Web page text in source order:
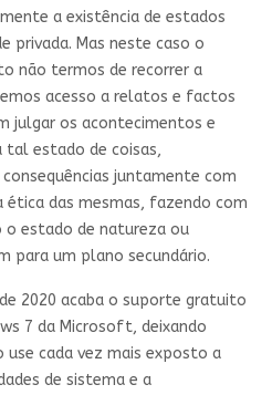
a existência de estados
privada. Mas neste caso o
não termos de recorrer a
acesso a relatos e factos
julgar os acontecimentos e
tal estado de coisas,
juntamente com
ética das mesmas, fazendo com
o estado de natureza ou
para um plano secundário.
2020 acaba o suporte gratuito
7 da Microsoft, deixando
cada vez mais exposto a
de sistema e a